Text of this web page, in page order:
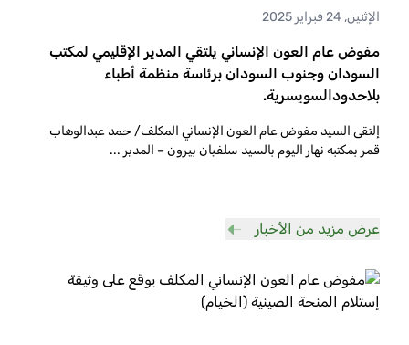
الإثنين, 24 فبراير 2025
مفوض عام العون الإنساني يلتقي المدير الإقليمي لمكتب
السودان وجنوب السودان برئاسة منظمة أطباء
بلاحدودالسويسرية.
إلتقى السيد مفوض عام العون الإنساني المكلف/ حمد عبدالوهاب
قمر بمكتبه نهار اليوم بالسيد سلفيان بيرون – المدير ...
عرض مزيد من الأخبار